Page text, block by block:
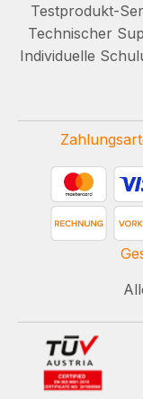
Testprodukt-
Technischer
Individuelle